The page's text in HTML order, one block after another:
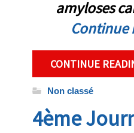
amyloses
CONTINUE
Non classé
4ème